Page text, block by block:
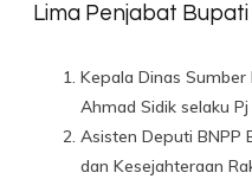
Lima Penjabat
Kepala Dinas Sumber
Ahmad Sidik selaku
Asisten Deputi BNPP
dan Kesejahteraan